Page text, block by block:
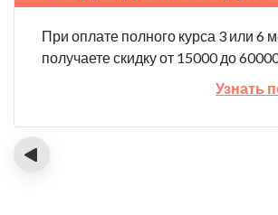
При оплате полного курса 3 или 6
получаете скидку от 15000 до
Узнать
‹